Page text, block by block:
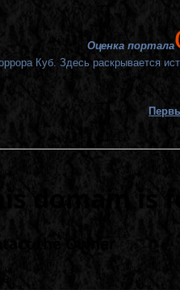
Оценка портала
Куб. Здесь раскрывается